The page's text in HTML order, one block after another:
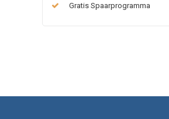
Gratis Spaarprogramma